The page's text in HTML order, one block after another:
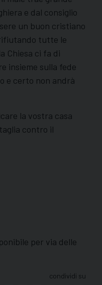
e dal consiglio
un buon cristiano
tutte le
Chiesa ci fa di
insieme sulla fede
e certo non andrà
la vostra casa
contro il
per via delle
condividi su